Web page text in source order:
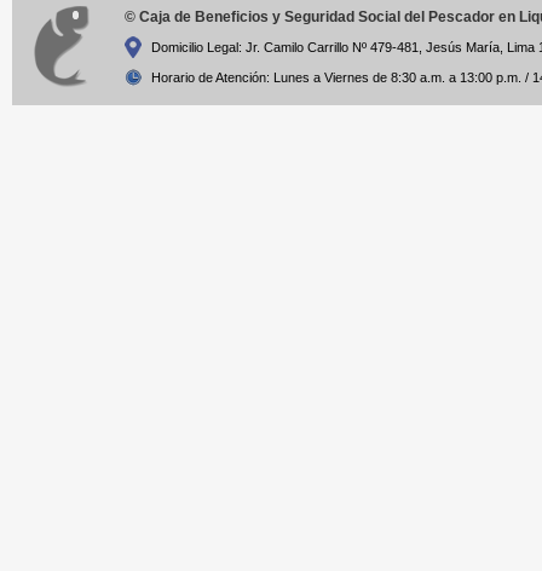
© Caja de Beneficios y Seguridad Social del Pescador en
Domicilio Legal: Jr. Camilo Carrillo Nº 479-481, Jesús María, Lima
Horario de Atención: Lunes a Viernes de 8:30 a.m. a 13:00 p.m. /